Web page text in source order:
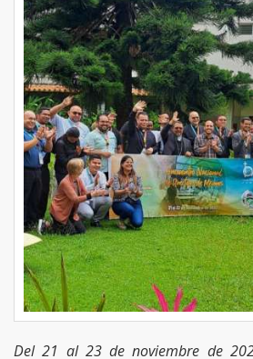
Del 21 al 23 de noviembre de